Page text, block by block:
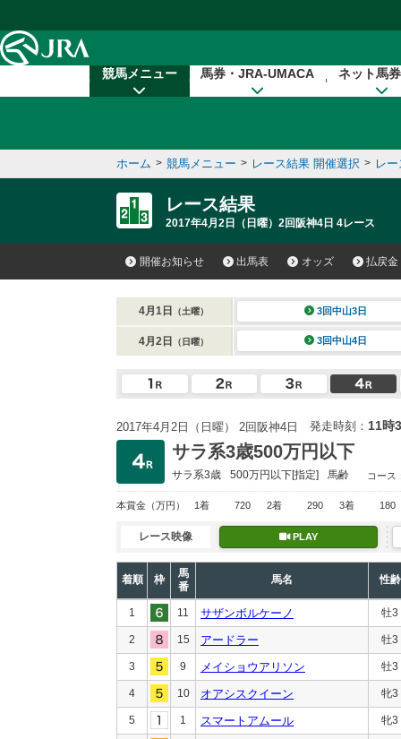
競馬メニュー 馬券・JRA-UMACA ネット馬
ホーム > 競馬メニュー > レース結果 開催選択 > レ
レース結果
2017年4月2日（日曜）2回阪神4日 4レース
開催お知らせ 出馬表 オッズ 払戻金
4月1日 （土曜） 3回中山3日
4月2日 （日曜） 3回中山4日
2017年4月2日（日曜） 2回阪神4日 発走時刻： 11時
サラ系3歳500万円以下
サラ系3歳 500万円以下[指定] 馬齢 コース
本賞金 （万円） 1着 720 2着 290 3着 180
レース映像 PLAY
着順 枠
馬
番
馬名 性齢
1 11 サザンボルケーノ 牡3
2 15 アードラー 牡3
3 9 メイショウアリソン 牡3
4 10 オアシスクイーン 牝3
5 1 スマートアムール 牝3